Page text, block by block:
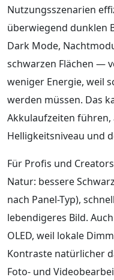
Nutzungsszenarien
überwiegend dunklen
Dark Mode,
schwarzen Flächen —
weniger Energie, weil
werden müssen. Das
Akkulaufzeiten
Helligkeitsniveau und
Für Profis und
Natur: bessere
nach Panel-Typ),
lebendigeres Bild.
OLED, weil lokale
Kontraste natürlicher
Foto- und